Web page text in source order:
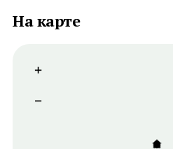
На карте
+
−